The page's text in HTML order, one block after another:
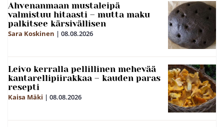
Ahvenanmaan mustaleipä
valmistuu hitaasti – mutta maku
palkitsee kärsivällisen
Sara Koskinen | 08.08.2026
Leivo kerralla pellillinen mehevää
kantarellipiirakkaa – kauden paras
resepti
Kaisa Mäki | 08.08.2026